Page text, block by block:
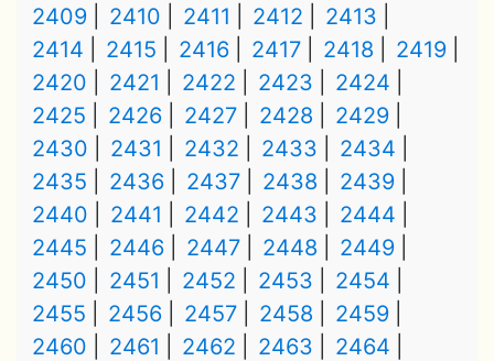
2409
2410 2411 2412
2413
2414
2415 2416 2417 2418
2419
2420
2421 2422 2423
2424
2425
2426 2427 2428
2429
2430
2431 2432 2433
2434
2435
2436 2437 2438
2439
2440
2441 2442 2443
2444
2445
2446 2447 2448
2449
2450
2451 2452 2453
2454
2455
2456 2457 2458
2459
2460
2461 2462 2463
2464